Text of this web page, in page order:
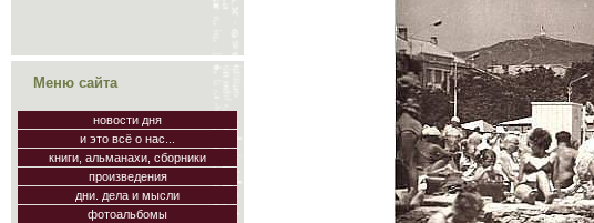
Меню сайта
новости дня
и это всё о нас...
книги, альманахи, сборники
произведения
дни. дела и мысли
фотоальбомы